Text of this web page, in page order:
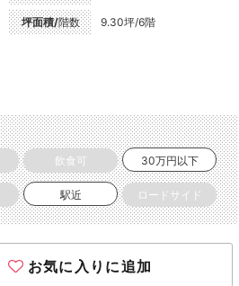
坪面積/階数 9.30坪/6階
飲食可 30万円以下
駅近 ロードサイド
お気に入りに追加